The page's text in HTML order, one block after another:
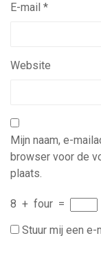
E-mail *
Website
Mijn naam, e-
browser voor de
plaats.
8 + four =
Stuur mij een